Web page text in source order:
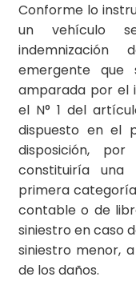
Conforme lo
un vehículo
emergente que
amparada por el
el N° 1 del
dispuesto en el
disposición,
constituiría
primera
contable o de
siniestro en caso
siniestro menor,
de los daños.